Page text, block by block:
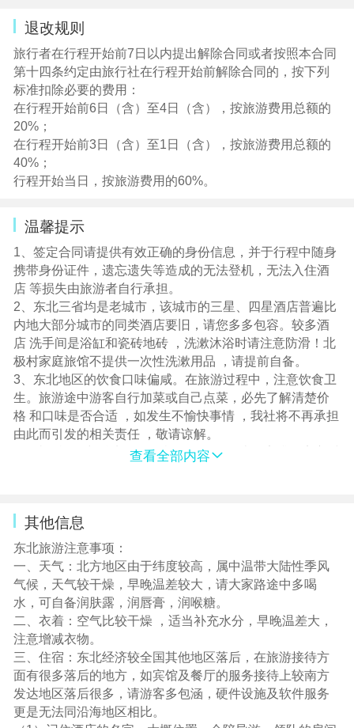
不足8人则按照人数安排普通车辆；。严格挑选有资质、手
人一座) 用车特别说明：如遇高速公路封路，区间汽车改成
火车，火车票费用自理，旅行社有权调整行程先后顺序。
接送站/机根据实际人数安排车辆为小车/商务车
5、导游：8人以上全程国导证导游服务、8人及以下司机兼
向导，负责行程活动中接待服务，不提供景区讲解服务，
敬请谅解！
6、保险：旅行社已购买旅行社责任险，提供游客安全保
障。请游客自行购买旅游意外伤害险或委托报名旅行社购
7、儿童：(12周岁以下): 含车位、正餐；不占床位不含早
餐、不含门票，产生自理。
8、购物：部分景区或酒店内设有超市，属于自行消费行
为。
9、备注：在不减少景点的前提下，我社有权根据实际情况
调整行程的先后顺序。
5、游客进行一些自费或自选活动之前 ，导游会讲解特别注
意事项 ，请游客一定认真听取 ，严格按照要求操作。
6、 由于呼伦贝尔地区属于未完全开发成熟的旅游线路 ，
当地的接待条件不完全成熟 ，无法达到沿海开放城市的条
件， 请大家多谅解。
7、出游期间,在餐厅时可能会出现等位现象,请客人互相谅
解;在景区游览人数可能很多,请注意保管好随身携带的贵重
物 品,特别是在拍照的时候;贵重物品请不要放在车上。
8、在旅游过程中,应本着“安全第一”的原则,参加高危险项
遇上困难,请及时与我社联系。并如实填写好意见反馈单,我
们 将以此作为处理投诉的主要依据.。
10、 因人力不可抗拒因素 ，导致计划变更而超出的费用由
旅游者承担 ，节省的费用返还旅游者。行程中赠送项目若
因航班时间、天气、人力不可抗拒等原因导致不能赠送的
，我社不退任何费用！
11、如出现自然单间请补房差或调整为三人间。
12、感谢您对我社的支持和信任 ，为能给客人提供更称心
的旅程 ，我社接待质量以客人意见单为准 ，请各位客人认
真填写 ，有任何问题请第一时间致电意见单上的质检电话
，我们将第一时间为您解决。如果游客在完团后提出与其
填写意见不符的投诉 ，我社将不予处理。
退改规则
旅行者在行程开始前7日以内提出解除合同或者按照本合同
第十四条约定由旅行社在行程开始前解除合同的，按下列
标准扣除必要的费用：
在行程开始前6日（含）至4日（含），按旅游费用总额的
20%；
在行程开始前3日（含）至1日（含），按旅游费用总额的
40%；
行程开始当日，按旅游费用的60%。
温馨提示
1、签定合同请提供有效正确的身份信息，并于行程中随身
携带身份证件，遗忘遗失等造成的无法登机，无法入住酒
店 等损失由旅游者自行承担。
2、东北三省均是老城市，该城市的三星、四星酒店普遍比
内地大部分城市的同类酒店要旧，请您多多包容。较多酒
店 洗手间是浴缸和瓷砖地砖 ，洗漱沐浴时请注意防滑！北
极村家庭旅馆不提供一次性洗漱用品 ，请提前自备。
3、东北地区的饮食口味偏咸。在旅游过程中，注意饮食卫
生。旅游途中游客自行加菜或自己点菜，必先了解清楚价
格 和口味是否合适 ，如发生不愉快事情 ，我社将不再承担
由此而引发的相关责任 ，敬请谅解。
4、请在旅程中听从导游/司机兼职向导的统一安排，遵守时
请调整旅游心态 ，放松心情休闲游览。
6、以上产品 72 岁以上、孕妇、新疆少数民族不收 ，如 65
岁以上客人有监护人随行需签定免责及健康证明；
7、如遇单男单女请补单房差，东北酒店三人间较少，敬请
谅解，如不补房差请接受三人间，家庭房，加床和拼住！
不保证每晚均为同一房型！ 参考酒店行程内有标注，东北
老工业地区住宿条件不能与南方比较，敬请理解。如想补
差价提高标准，报名时请提出。 在参考酒店无房的情况
下，我社有权更改为其他同级酒店
8、行程内所有图片、菜单，仅供参考！一切以实际安排为
准！
9、赠送项目（因任何原因不参加或天气原因不能安排，费
查看全部内容
其他信息
东北旅游注意事项：
一、天气：北方地区由于纬度较高，属中温带大陆性季风
气候，天气较干燥，早晚温差较大，请大家路途中多喝
水，可自备润肤露，润唇膏，润喉糖。
二、衣着：空气比较干燥 ，适当补充水分，早晚温差大，
注意增减衣物。
三、住宿：东北经济较全国其他地区落后，在旅游接待方
面有很多落后的地方，如宾馆及餐厅的服务接待上较南方
发达地区落后很多，请游客多包涵，硬件设施及软件服务
更是无法同沿海地区相比。